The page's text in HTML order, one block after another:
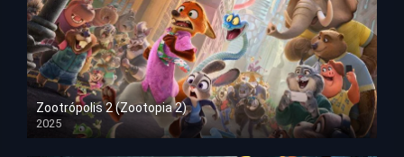
Zootrópolis 2 (Zootopia 2)
2025
HD 1080p